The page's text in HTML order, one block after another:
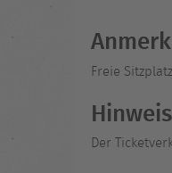
Freie
Hinweis
Der